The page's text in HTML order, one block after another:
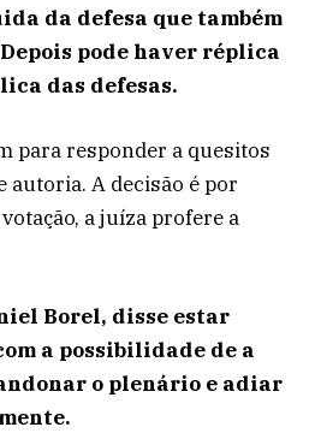
da defesa que também
pode haver réplica
das defesas.
para responder a quesitos
autoria. A decisão é por
a juíza profere a
Borel, disse estar
a possibilidade de a
o plenário e adiar